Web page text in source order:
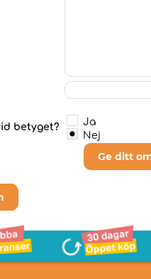
betyget?
Ja
Nej
Ge ditt